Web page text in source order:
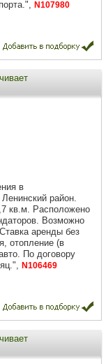
N107980
в
район.
кв.м. Расположено
Возможно
аренды без
отопление (в
По договору
N106469